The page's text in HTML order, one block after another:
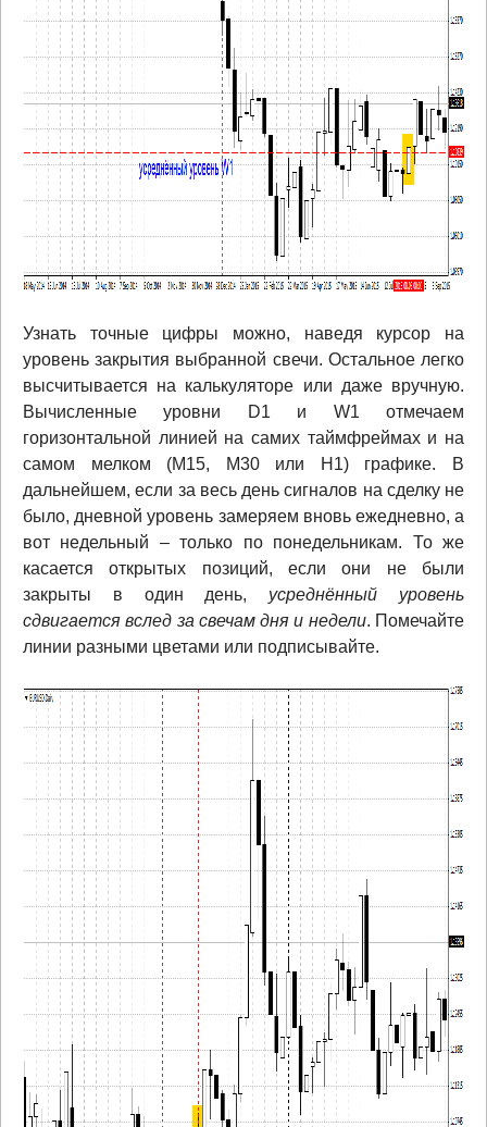
Узнать точные цифры можно, наведя курсор на
уровень закрытия выбранной свечи. Остальное легко
высчитывается на калькуляторе или даже вручную.
Вычисленные уровни D1 и W1 отмечаем
горизонтальной линией на самих таймфреймах и на
самом мелком (М15, М30 или Н1) графике. В
дальнейшем, если за весь день сигналов на сделку не
было, дневной уровень замеряем вновь ежедневно, а
вот недельный – только по понедельникам. То же
касается открытых позиций, если они не были
закрыты в один день, усреднённый уровень
сдвигается вслед за свечам дня и недели. Помечайте
линии разными цветами или подписывайте.